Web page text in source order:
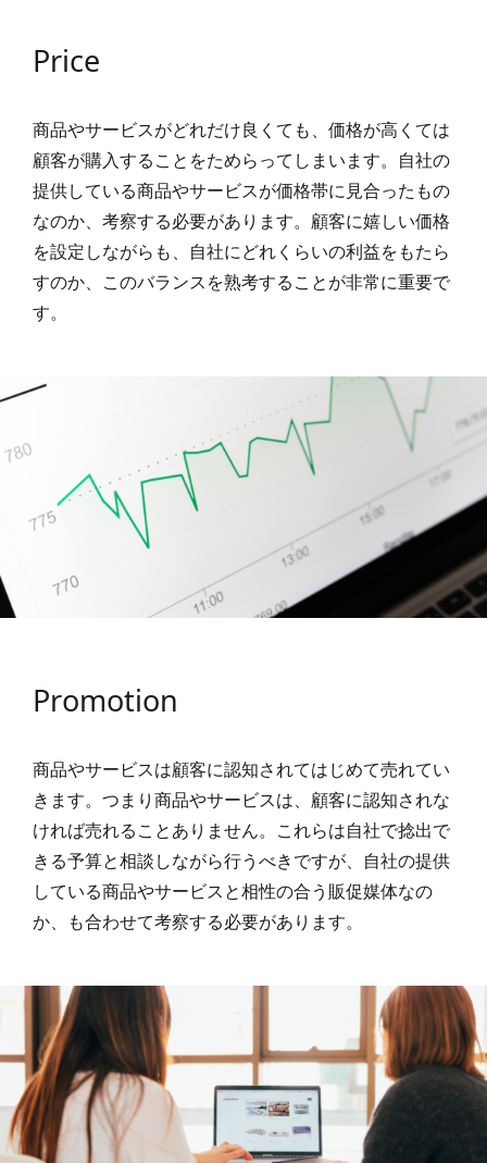
Price
商品やサービスがどれだけ良くても、価格が高くては
顧客が購入することをためらってしまいます。自社の
提供している商品やサービスが価格帯に見合ったもの
なのか、考察する必要があります。顧客に嬉しい価格
を設定しながらも、自社にどれくらいの利益をもたら
すのか、このバランスを熟考することが非常に重要で
す。
Promotion
商品やサービスは顧客に認知されてはじめて売れてい
きます。つまり商品やサービスは、顧客に認知されな
ければ売れることありません。これらは自社で捻出で
きる予算と相談しながら行うべきですが、自社の提供
している商品やサービスと相性の合う販促媒体なの
か、も合わせて考察する必要があります。